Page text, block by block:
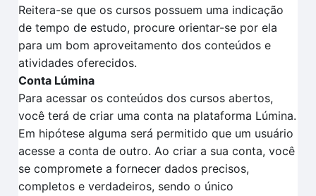
Reitera-se que os cursos possuem uma indicação
de tempo de estudo, procure orientar-se por ela
para um bom aproveitamento dos conteúdos e
atividades oferecidos.
Conta Lúmina
Para acessar os conteúdos dos cursos abertos,
você terá de criar uma conta na plataforma Lúmina.
Em hipótese alguma será permitido que um usuário
acesse a conta de outro. Ao criar a sua conta, você
se compromete a fornecer dados precisos,
completos e verdadeiros, sendo o único